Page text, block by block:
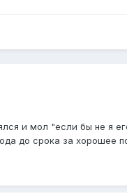
и мол "если бы не я
до срока за хорошее